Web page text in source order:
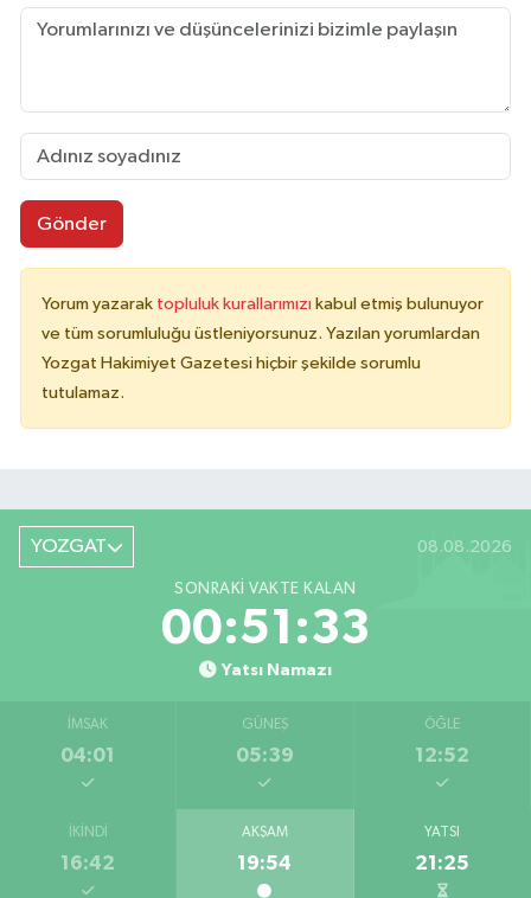
Gönder
Yorum yazarak topluluk kurallarımızı kabul etmiş bulunuyor
ve tüm sorumluluğu üstleniyorsunuz. Yazılan yorumlardan
Yozgat Hakimiyet Gazetesi hiçbir şekilde sorumlu
tutulamaz.
YOZGAT 08.08.2026
SONRAKI VAKTE KALAN
00:51:33
Yatsı Namazı
İMSAK
04:01
GÜNEŞ
05:39
ÖĞLE
12:52
İKINDI
16:42
AKŞAM
19:54
YATSI
21:25